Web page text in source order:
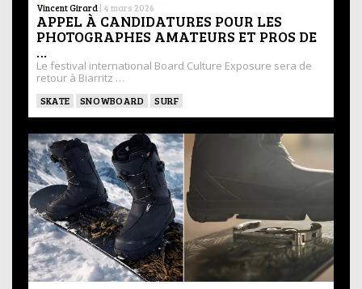
Vincent Girard | 4 mars 2026
APPEL À CANDIDATURES POUR LES
PHOTOGRAPHES AMATEURS ET PROS DE
…
Le festival international Board Culture Exposure sera de
retour à Biarritz …
SKATE SNOWBOARD SURF